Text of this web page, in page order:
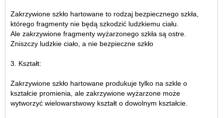
Zakrzywione szkło hartowane to rodzaj bezpiecznego szkła,
którego fragmenty nie będą szkodzić ludzkiemu ciału.
Ale zakrzywione fragmenty wyżarzonego szkła są ostre.
Zniszczy ludzkie ciało, a nie bezpieczne szkło
3. Kształt:
Zakrzywione szkło hartowane produkuje tylko na szkle o
kształcie promienia, ale zakrzywione wyżarzone może
wytworzyć wielowarstwowy kształt o dowolnym kształcie.